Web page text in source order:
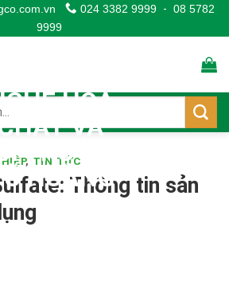
024 3382 9999 - 08 5782
9999
, TIN TỨC
Thông tin sản